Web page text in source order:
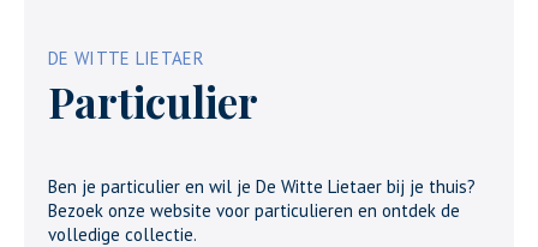
DE WITTE LIETAER
Particulier
Ben je particulier en wil je De Witte Lietaer bij je thuis?
Bezoek onze website voor particulieren en ontdek de
volledige collectie.